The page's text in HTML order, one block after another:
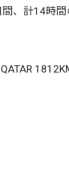
、計14時